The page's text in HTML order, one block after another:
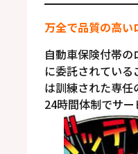
万全で品質の高い
自動車保険付帯
に委託されてい
は訓練された専
24時間体制でサー